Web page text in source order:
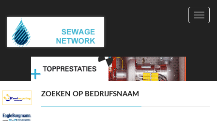
ZOEKEN OP BEDRIJFSNAAM